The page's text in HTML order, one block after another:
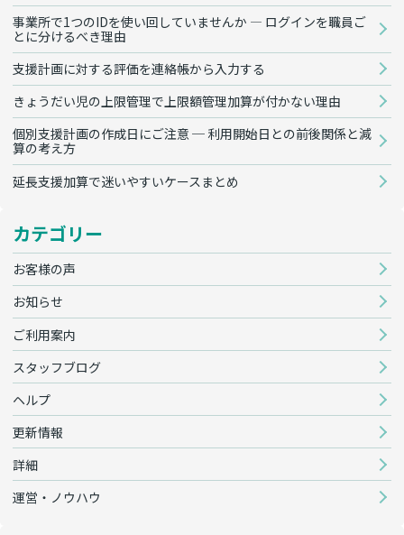
事業所で1つのIDを使い回していませんか — ログインを職員ご
とに分けるべき理由
支援計画に対する評価を連絡帳から入力する
きょうだい児の上限管理で上限額管理加算が付かない理由
個別支援計画の作成日にご注意 ─ 利用開始日との前後関係と減
算の考え方
延長支援加算で迷いやすいケースまとめ
カテゴリー
お客様の声
お知らせ
ご利用案内
スタッフブログ
ヘルプ
更新情報
詳細
運営・ノウハウ